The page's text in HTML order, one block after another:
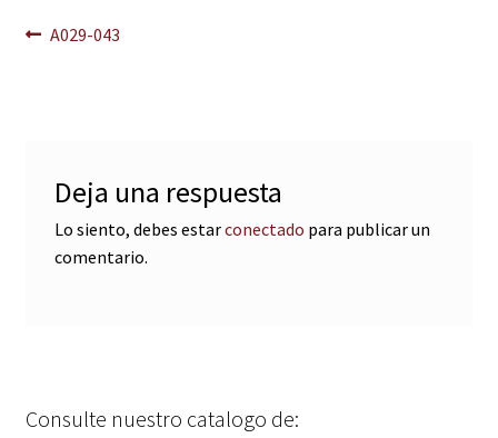
Navegación
Anterior:
A029-043
Deja una respuesta
Lo siento, debes estarconectado para publicar un
comentario.
Consulte nuestro catalogo de: